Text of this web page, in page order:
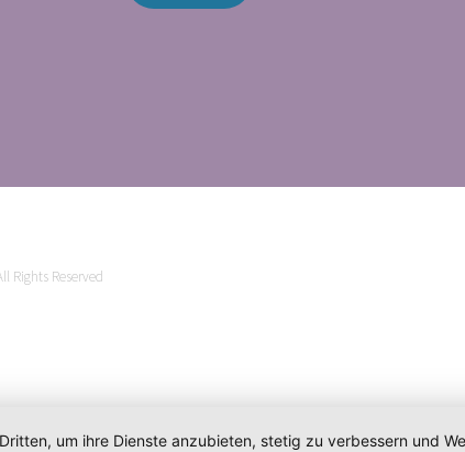
Rights Reserved
um ihre Dienste anzubieten, stetig zu verbessern und